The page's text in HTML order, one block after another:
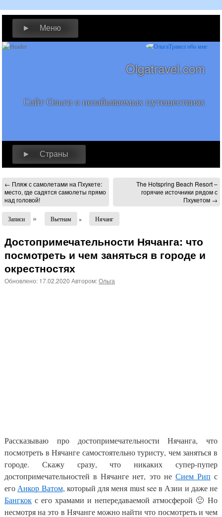
► Меню
Olgatravel.com
Сайт Ольги о незабываемых путешествиях
► Страны
← Пляж с самолетами на Пхукете:
место, где садятся самолеты прямо
над головой!
The Hotspring Beach Resort –
горячие источники рядом с
Пхукетом →
Записи » Вьетнам » Нячанг
Достопримечательности Нячанга: что
посмотреть и чем заняться в городе и
окрестностях
Обновлено: 17.02.2020 Автором:Ольга
Рассказываю про достопримечательности Нячанга, что
посмотреть в Нячанге самостоятельно туристу, чем заняться в
городе. Скажу сразу, что никаких супер-пупер
достопримечательностей в Нячанге нет, это не Сием Рип с
его Анкор Ватом, который для меня must see в Азии и даже не
Бангкок с его храмами и непередаваемой атмосферой 🙂 Но
несмотря на это в Нячанге можно найти что посмотреть и чем